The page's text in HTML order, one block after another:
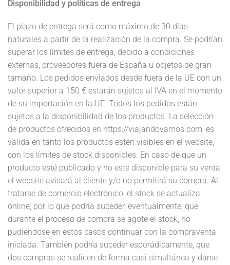
Disponibilidad y políticas de entrega
El plazo de entrega será como máximo de 30 días
naturales a partir de la realización de la compra. Se podrían
superar los límites de entrega, debido a condiciones
externas, proveedores fuera de España u objetos de gran
tamaño. Los pedidos enviados desde fuera de la UE con un
valor superior a 150 € estarán sujetos al IVA en el momento
de su importación en la UE. Todos los pedidos están
sujetos a la disponibilidad de los productos. La selección
de productos ofrecidos en https://viajandovamos.com, es
válida en tanto los productos estén visibles en el website,
con los límites de stock disponibles. En caso de que un
producto esté publicado y no esté disponible para su venta
el website avisará al cliente y/o no permitirá su compra. Al
tratarse de comercio electrónico, el stock se actualiza
online, por lo que podría suceder, eventualmente, que
durante el proceso de compra se agote el stock, no
pudiéndose en estos casos continuar con la compraventa
iniciada. También podría suceder esporádicamente, que
dos compras se realicen de forma casi simultánea y darse